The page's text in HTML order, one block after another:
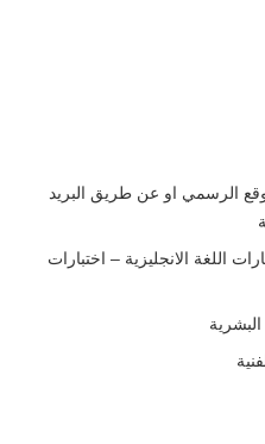
الرسمي او عن طريق البريد
اللغة الانجليزية – اختبارات